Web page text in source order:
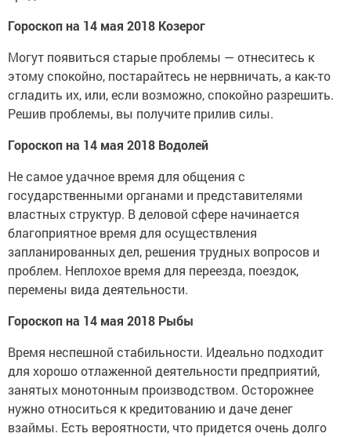
Гороскоп на 14 мая 2018 Козерог
Могут появиться старые проблемы — отнеситесь к
этому спокойно, постарайтесь не нервничать, а как-то
сгладить их, или, если возможно, спокойно разрешить.
Решив проблемы, вы получите прилив силы.
Гороскоп на 14 мая 2018 Водолей
Не самое удачное время для общения с
государственными органами и представителями
властных структур. В деловой сфере начинается
благоприятное время для осуществления
запланированных дел, решения трудных вопросов и
проблем. Неплохое время для переезда, поездок,
перемены вида деятельности.
Гороскоп на 14 мая 2018 Рыбы
Время неспешной стабильности. Идеально подходит
для хорошо отлаженной деятельности предприятий,
занятых монотонным производством. Осторожнее
нужно относиться к кредитованию и даче денег
взаймы. Есть вероятности, что придется очень долго